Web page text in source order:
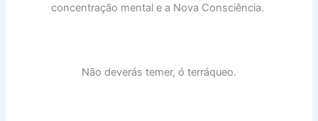
concentração mental e a Nova Consciência.
Não deverás temer, ó terráqueo.